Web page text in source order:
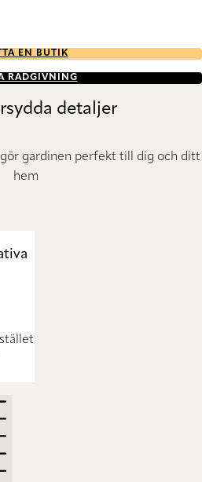
EN BUTIK
RÅDGIVNING
detaljer
gardinen perfekt till dig och ditt
hem